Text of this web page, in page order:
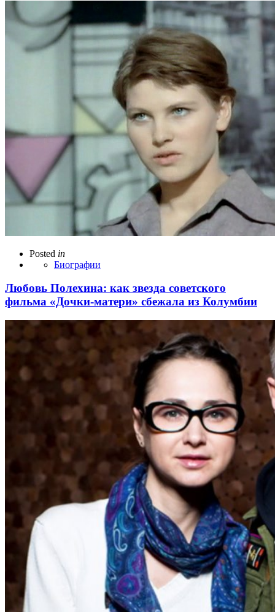
Posted in
Биографии
Любовь Полехина: как звезда советского
фильма «Дочки-матери» сбежала из Колумбии